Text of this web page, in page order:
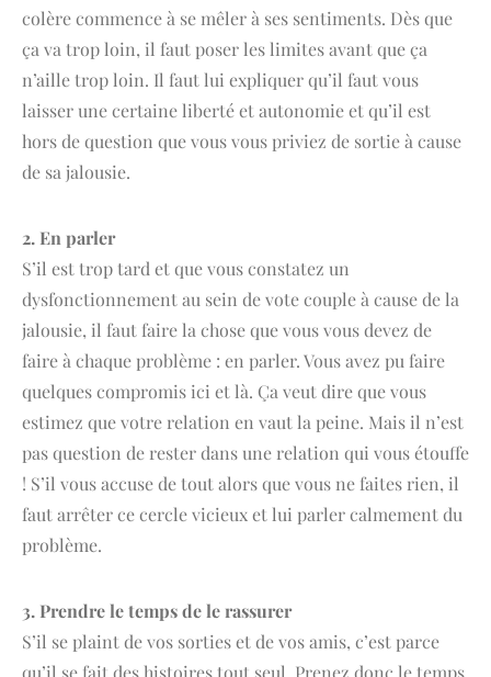
colère commence à se mêler à ses sentiments. Dès que
ça va trop loin, il faut poser les limites avant que ça
n’aille trop loin. Il faut lui expliquer qu’il faut vous
laisser une certaine liberté et autonomie et qu’il est
hors de question que vous vous priviez de sortie à cause
de sa jalousie.
2. En parler
S’il est trop tard et que vous constatez un
dysfonctionnement au sein de vote couple à cause de la
jalousie, il faut faire la chose que vous vous devez de
faire à chaque problème : en parler. Vous avez pu faire
quelques compromis ici et là. Ça veut dire que vous
estimez que votre relation en vaut la peine. Mais il n’est
pas question de rester dans une relation qui vous étouffe
! S’il vous accuse de tout alors que vous ne faites rien, il
faut arrêter ce cercle vicieux et lui parler calmement du
problème.
3. Prendre le temps de le rassurer
S’il se plaint de vos sorties et de vos amis, c’est parce
qu’il se fait des histoires tout seul. Prenez donc le temps